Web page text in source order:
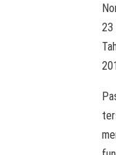
23